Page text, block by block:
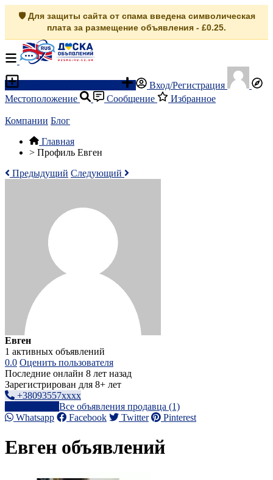
🛡️ Для защиты сайта от спама введена символическая
плата за размещение объявления - £0.25.
Вход/Регистрация
Местоположение
Сообщение Избранное
Компании Блог
Главная
> Профиль Евген
Предыдущий Следующий
Евген
1 активных объявлений
0.0 Оценить пользователя
Последние онлайн 8 лет назад
Зарегистрирован для 8+ лет
+38093557xxxx
Все объявления продавца (1)
Whatsapp
Facebook Twitter Pinterest
Евген объявлений